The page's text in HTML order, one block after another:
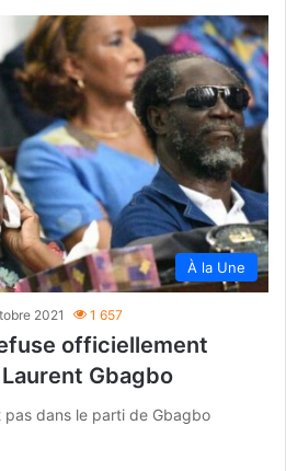
À la Une
2021 1 657
officiellement
Gbagbo
pas dans le parti de Gbagbo